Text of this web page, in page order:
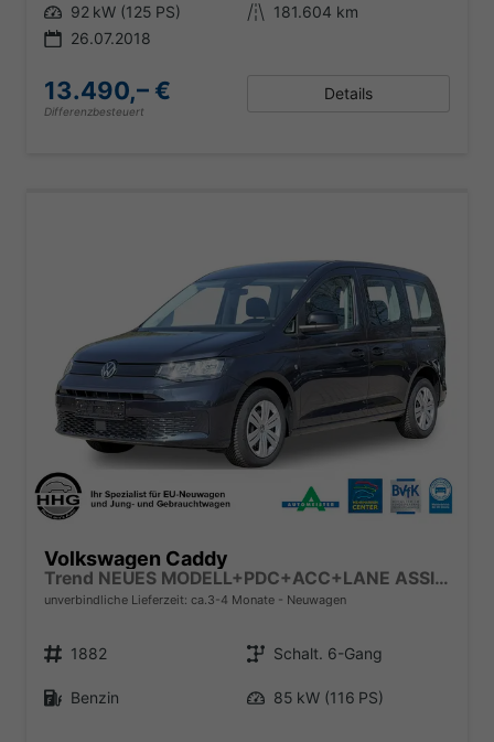
Leistung 92 kW (125 PS) Kilometerstand 181.604 km
26.07.2018
13.490,– €
Differenzbesteuert
Details
Volkswagen Caddy
Trend NEUES MODELL+PDC+ACC+LANE ASSIST
unverbindliche Lieferzeit: ca.3-4 Monate Neuwagen
Fahrzeugnr. 1882 Getriebe Schalt. 6-Gang
Kraftstoff
Benzin Leistung 85 kW (116 PS)